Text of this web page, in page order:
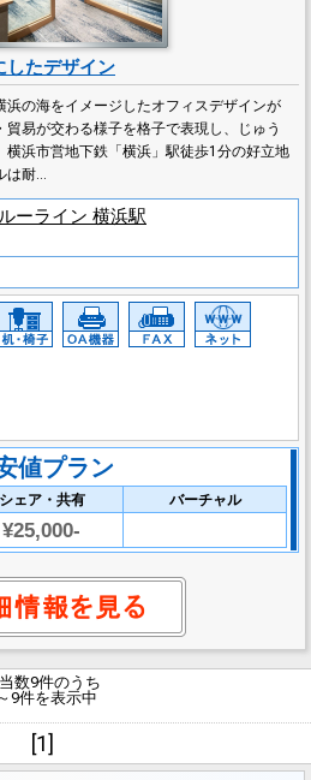
したデザイン
の海をイメージしたオフィスデザインが
易が交わる様子を格子で表現し、じゅう
浜市営地下鉄「横浜」駅徒歩1分の好立地
は耐…
ーライン 横浜駅
値プラン
シェア・共有 バーチャル
¥25,000-
数9件のうち
9件を表示中
[1]